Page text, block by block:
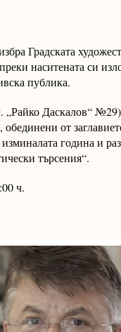
Градската
наситената си
публика.
„Райко Даскалов“
от
година и
търсения“.
ч.